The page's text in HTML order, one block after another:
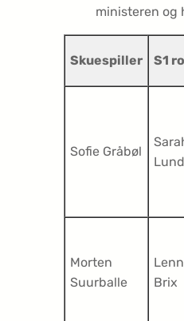
ministeren og
Skuespiller S1
Sofie Gråbøl
Lund
Morten
Suurballe
Brix